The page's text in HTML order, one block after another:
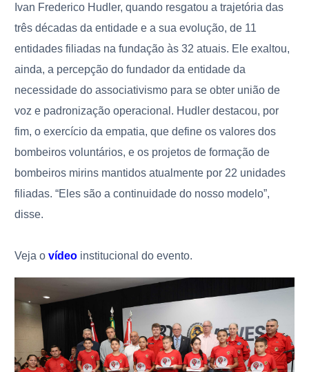
Ivan Frederico Hudler, quando resgatou a trajetória das
três décadas da entidade e a sua evolução, de 11
entidades filiadas na fundação às 32 atuais. Ele exaltou,
ainda, a percepção do fundador da entidade da
necessidade do associativismo para se obter união de
voz e padronização operacional. Hudler destacou, por
fim, o exercício da empatia, que define os valores dos
bombeiros voluntários, e os projetos de formação de
bombeiros mirins mantidos atualmente por 22 unidades
filiadas. “Eles são a continuidade do nosso modelo”,
disse.
Veja ovídeo institucional do evento.